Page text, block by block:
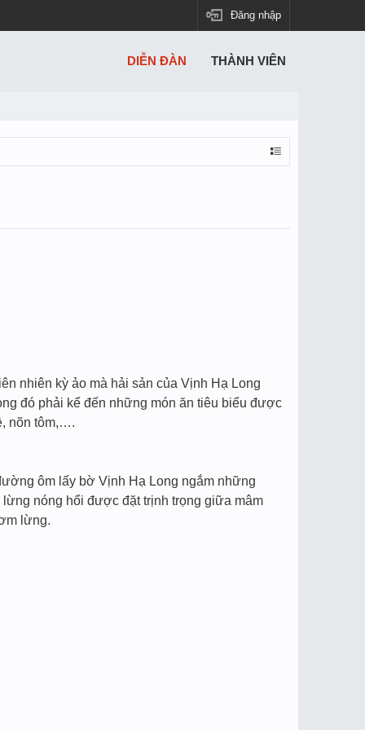
Đăng nhập
nhiên kỳ ảo mà hải sản của Vịnh Hạ Long
đó phải kể đến những món ăn tiêu biểu được
nõn tôm,….
ôm lấy bờ Vịnh Hạ Long ngắm những
nóng hổi được đặt trịnh trọng giữa mâm
lừng.
DIỄN ĐÀN THÀNH VIÊN